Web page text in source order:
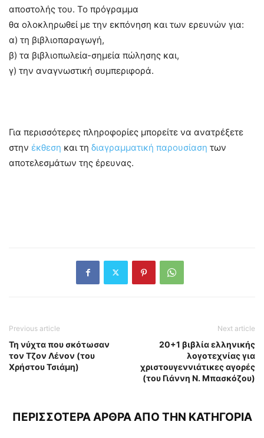
αποστολής του. Το πρόγραμμα
θα ολοκληρωθεί με την εκπόνηση και των ερευνών για:
α) τη βιβλιοπαραγωγή,
β) τα βιβλιοπωλεία-σημεία πώλησης και,
γ) την αναγνωστική συμπεριφορά.
Για περισσότερες πληροφορίες μπορείτε να ανατρέξετε
στην έκθεση και τη διαγραμματική παρουσίαση των
αποτελεσμάτων της έρευνας.
Previous article
Τη νύχτα που σκότωσαν
τον Τζον Λένον (του
Χρήστου Τσιάμη)
Next article
20+1 βιβλία ελληνικής
λογοτεχνίας για
χριστουγεννιάτικες αγορές
(του Γιάννη Ν. Μπασκόζου)
ΠΕΡΙΣΣΟΤΕΡΑ ΑΡΘΡΑ ΑΠΟ ΤΗΝ ΚΑΤΗΓΟΡΙΑ